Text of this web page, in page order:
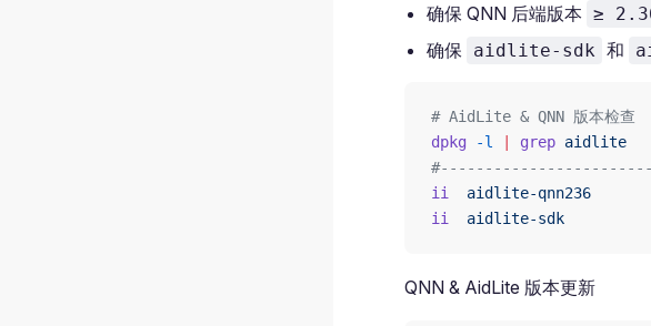
确保 QNN 后端版本 ≥
确保 aidlite-sdk 和
# AidLite & QNN 版本检查
dpkg -l grep aidlite
#------------------------
ii
  aidlite-qnn236
ii
  aidlite-sdk
QNN & AidLite 版本更新